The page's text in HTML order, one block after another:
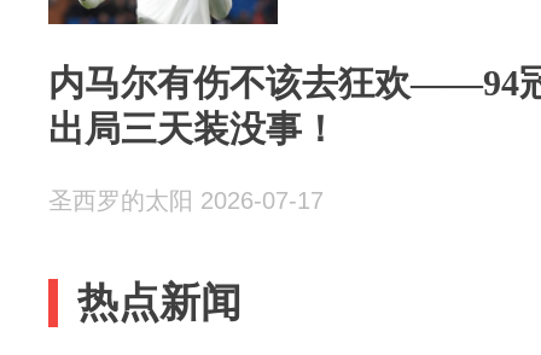
内马尔有伤不该去狂欢——94
出局三天装没事！
圣西罗的太阳 2026-07-17
热点新闻